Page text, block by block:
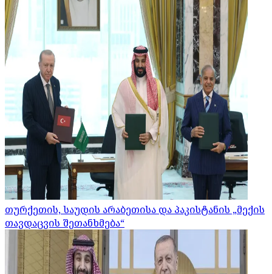
თურქეთის, საუდის არაბეთისა და პაკისტანის „მექის
თავდაცვის შეთანხმება“